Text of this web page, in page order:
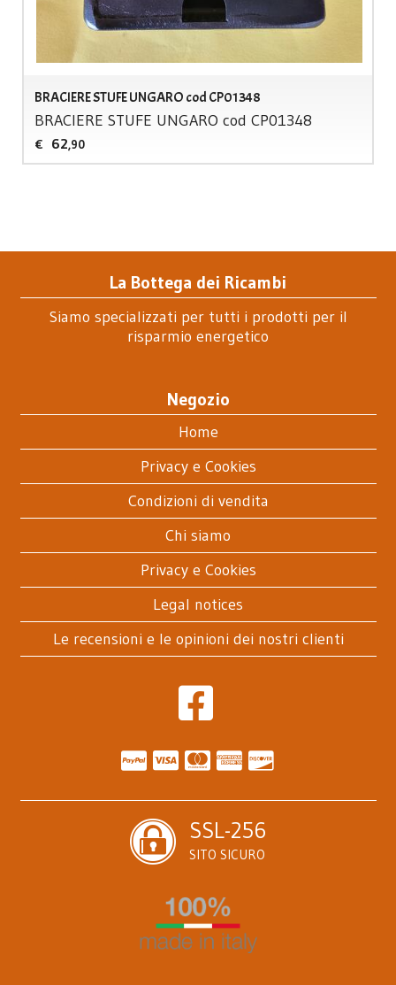
BRACIERE STUFE UNGARO cod CP01348
BRACIERE STUFE UNGARO cod CP01348
€ 62,90
La Bottega dei Ricambi
Siamo specializzati per tutti i prodotti per il
risparmio energetico
Negozio
Home
Privacy e Cookies
Condizioni di vendita
Chi siamo
Privacy e Cookies
Legal notices
Le recensioni e le opinioni dei nostri clienti
SSL-256
SITO SICURO